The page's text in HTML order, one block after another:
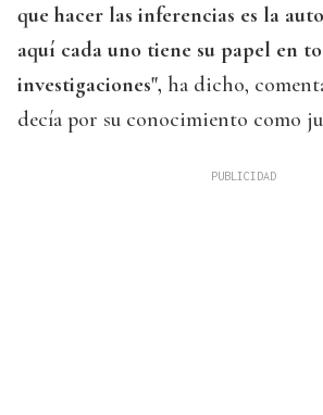
que hacer las inferencias es la
aquí cada uno tiene su papel en
investigaciones", ha dicho,
decía por su conocimiento como